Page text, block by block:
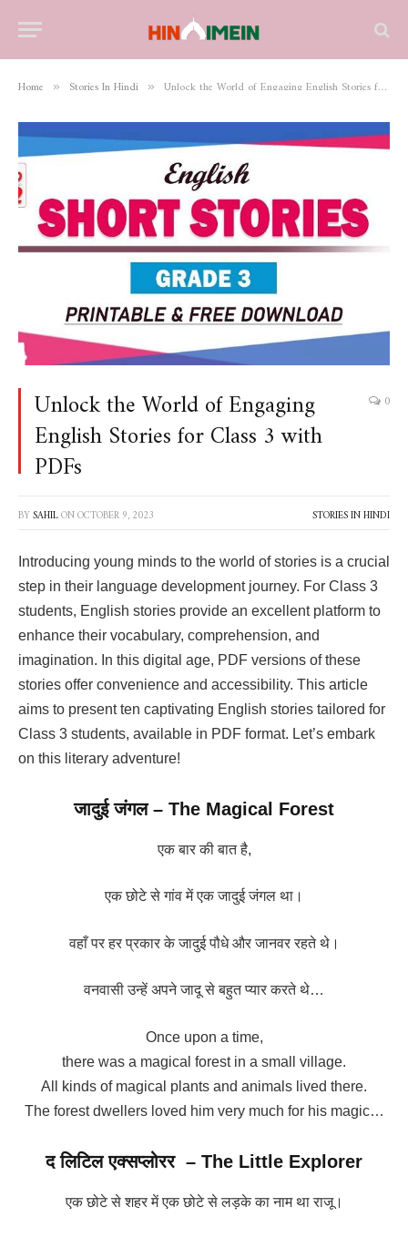
Home » Stories In Hindi » Unlock the World of Engaging English Stories for Class 3 with PDFs
Unlock the World of Engaging
English Stories for Class 3 with
PDFs
0
BYSAHILONOCTOBER 9, 2023 STORIES IN HINDI
Introducing young minds to the world of stories is a crucial
step in their language development journey. For Class 3
students, English stories provide an excellent platform to
enhance their vocabulary, comprehension, and
imagination. In this digital age, PDF versions of these
stories offer convenience and accessibility. This article
aims to present ten captivating English stories tailored for
Class 3 students, available in PDF format. Let’s embark
on this literary adventure!
जादुई जंगल – The Magical Forest
एक बार की बात है,
एक छोटे से गांव में एक जादुई जंगल था।
वहाँ पर हर प्रकार के जादुई पौधे और जानवर रहते थे।
वनवासी उन्हें अपने जादू से बहुत प्यार करते थे…
Once upon a time,
there was a magical forest in a small village.
All kinds of magical plants and animals lived there.
The forest dwellers loved him very much for his magic…
द लिटिल एक्सप्लोरर – The Little Explorer
एक छोटे से शहर में एक छोटे से लड़के का नाम था राजू।